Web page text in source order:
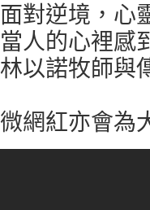
面對逆境，心
當人的心裡感
林以諾牧師與
微網紅亦會為